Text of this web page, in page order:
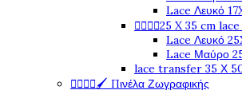
Lace Λευκό
25 X 35 cm
Lace Λευκό
Lace Μαύρο
lace transfer 35 Χ
🖌️ Πινέλα Ζωγραφικής